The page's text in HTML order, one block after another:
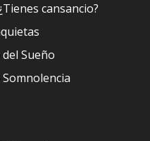
cansancio?
Sueño